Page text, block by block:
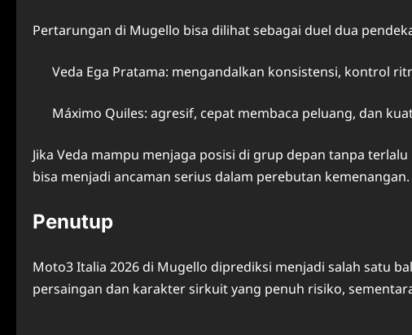
Pertarungan di Mugello bisa dilihat sebagai duel dua
Veda Ega Pratama: mengandalkan konsistensi, kontrol
Máximo Quiles: agresif, cepat membaca peluang, dan
Jika Veda mampu menjaga posisi di grup depan tanpa
bisa menjadi ancaman serius dalam perebutan kemenangan.
Penutup
Moto3 Italia 2026 di Mugello diprediksi menjadi salah satu
persaingan dan karakter sirkuit yang penuh risiko,